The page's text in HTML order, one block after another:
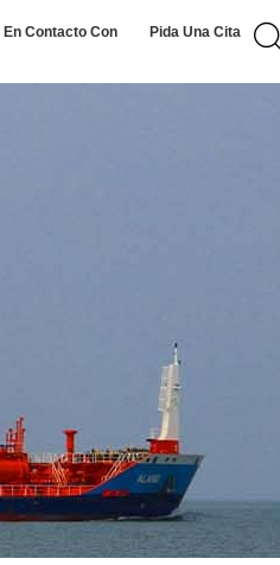
En Contacto Con Pida Una Cita